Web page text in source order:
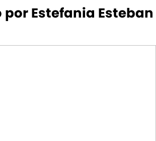
Estefania Esteban